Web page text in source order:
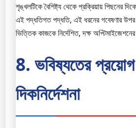
শৃঙ্খলটিকে বৈশিষ্ট্য থেকে প্রক্রিয়ায় পিছনের
এই পদ্ধতিগত পদ্ধতি, এই ধরনের গবেষণার
ভিত্তিক কাজকে নির্দেশিত, দক্ষ
8. ভবিষ্যতের
দিকনির্দেশনা